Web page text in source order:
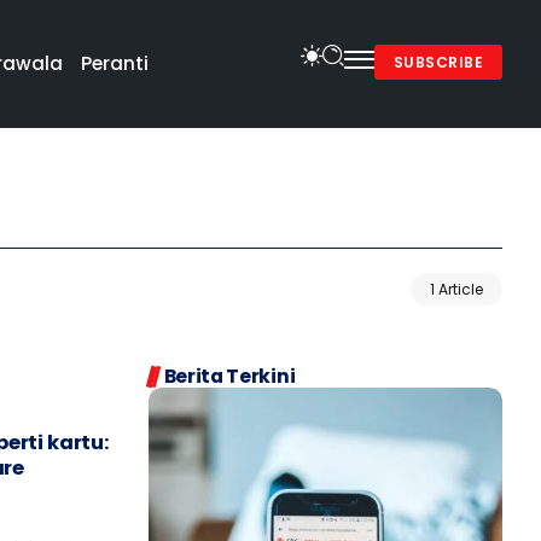
Peranti SUBSCRIBE
1 Article
kartu:
Berita Terkini